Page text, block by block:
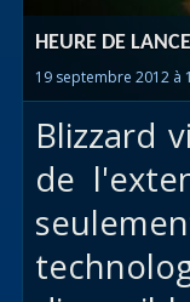
HEURE DE
19 septembre 2012 à
Blizzard
de